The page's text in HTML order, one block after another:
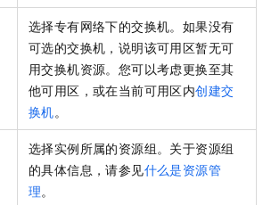
选择专有网络下的交换机。如果没有
可选的交换机，说明该可用区暂无可
用交换机资源。您可以考虑更换至其
他可用区，或在当前可用区内创建交
换机。
选择实例所属的资源组。关于资源组
的具体信息，请参见什么是资源管
理。